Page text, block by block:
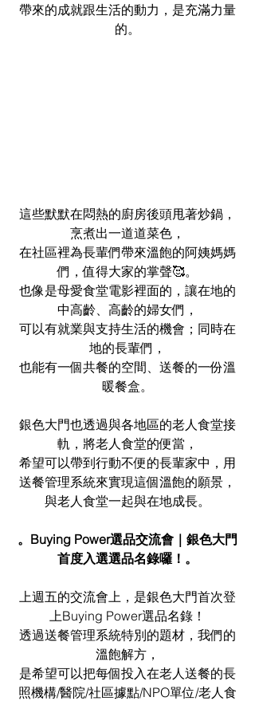
帶來的成就跟生活的動力，是充滿力量
的。
這些默默在悶熱的廚房後頭甩著炒鍋，
烹煮出一道道菜色，
在社區裡為長輩們帶來溫飽的阿姨媽媽
們，值得大家的掌聲🥰。
也像是母愛食堂電影裡面的，讓在地的
中高齡、高齡的婦女們，
可以有就業與支持生活的機會；同時在
地的長輩們，
也能有一個共餐的空間、送餐的一份溫
暖餐盒。
銀色大門也透過與各地區的老人食堂接
軌，將老人食堂的便當，
希望可以帶到行動不便的長輩家中，用
送餐管理系統來實現這個溫飽的願景，
與老人食堂一起與在地成長。
。Buying Power選品交流會｜銀色大門
首度入選選品名錄囉！。
上週五的交流會上，是銀色大門首次登
上Buying Power選品名錄！
透過送餐管理系統特別的題材，我們的
溫飽解方，
是希望可以把每個投入在老人送餐的長
照機構/醫院/社區據點/NPO單位/老人食